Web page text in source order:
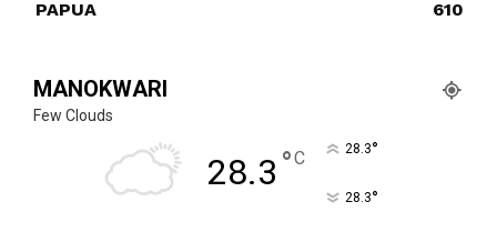
PAPUA
610
MANOKWARI
Few Clouds
28.3 °C 28.3°
28.3°